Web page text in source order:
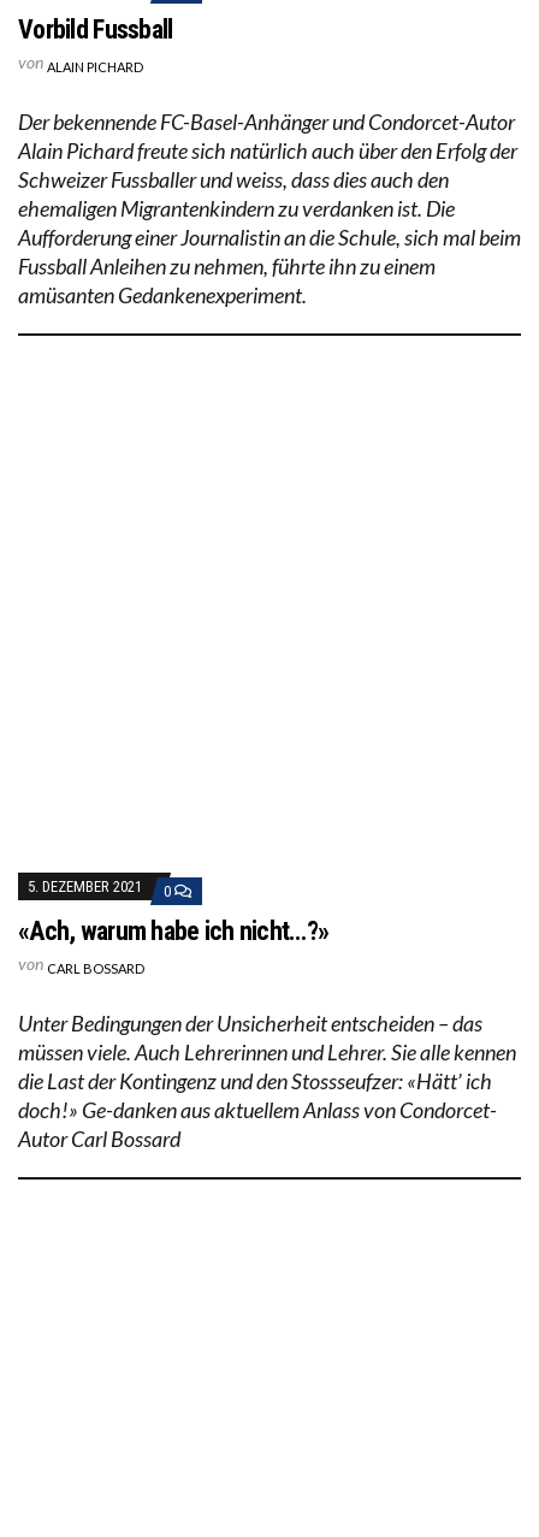
Vorbild Fussball
von ALAIN PICHARD
Der bekennende FC-Basel-Anhänger und Condorcet-Autor
Alain Pichard freute sich natürlich auch über den Erfolg der
Schweizer Fussballer und weiss, dass dies auch den
ehemaligen Migrantenkindern zu verdanken ist. Die
Aufforderung einer Journalistin an die Schule, sich mal beim
Fussball Anleihen zu nehmen, führte ihn zu einem
amüsanten Gedankenexperiment.
5. DEZEMBER 2021 0
«Ach, warum habe ich nicht…?»
von CARL BOSSARD
Unter Bedingungen der Unsicherheit entscheiden – das
müssen viele. Auch Lehrerinnen und Lehrer. Sie alle kennen
die Last der Kontingenz und den Stossseufzer: «Hätt’ ich
doch!» Ge-danken aus aktuellem Anlass von Condorcet-
Autor Carl Bossard